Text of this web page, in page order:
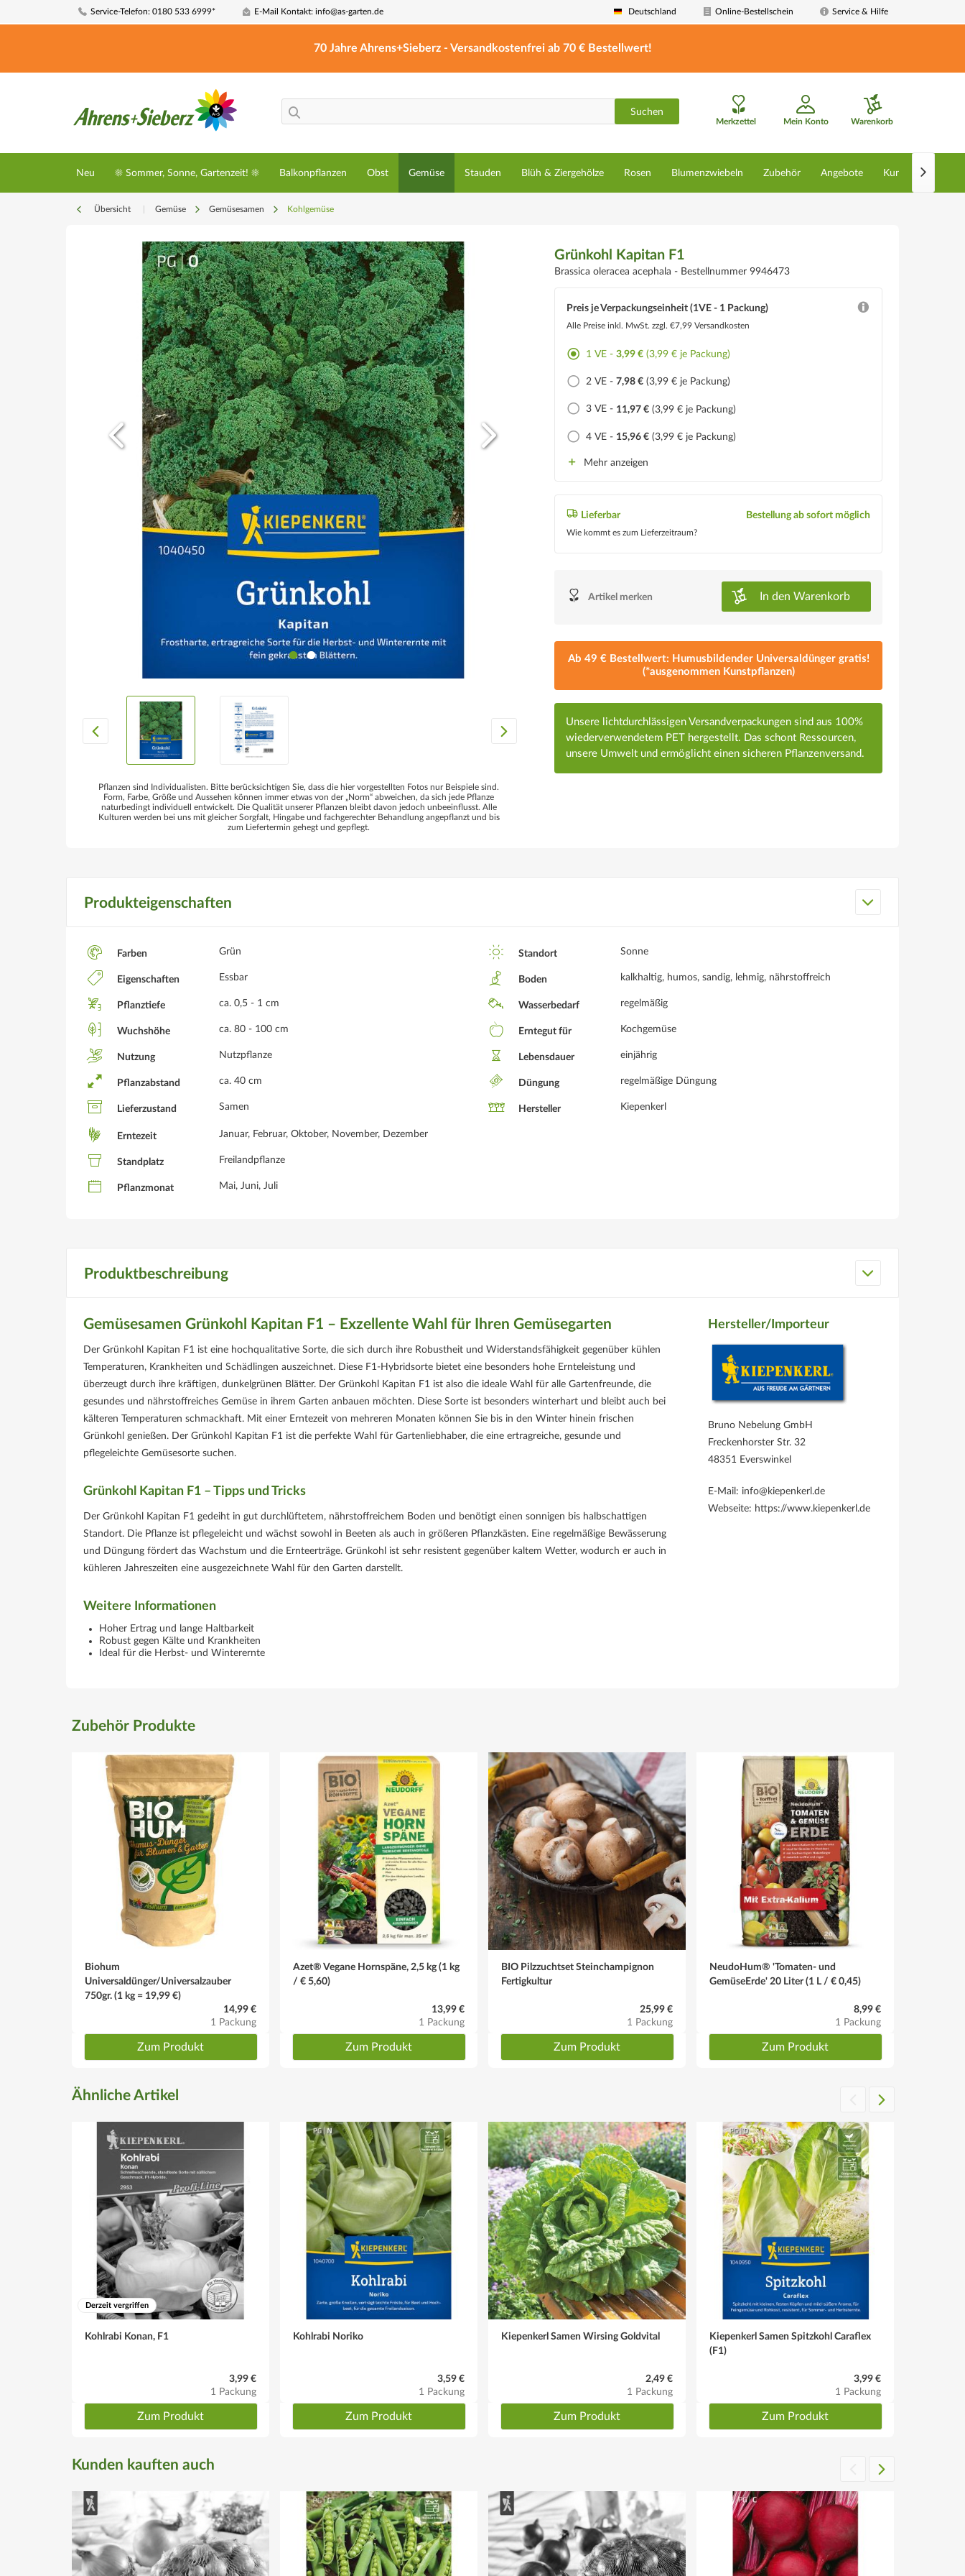
Service-Telefon: 0180 533 6999* E-Mail Kontakt: info@as-garten.de Deutschland Online-Bestellschein Service & Hilfe
70 Jahre Ahrens+Sieberz - Versandkostenfrei ab 70 € Bestellwert!
Suchen
Merkzettel Mein Konto Warenkorb
Neu ☀️ Sommer, Sonne, Gartenzeit! ☀️ Balkonpflanzen Obst Gemüse Stauden Blüh & Ziergehölze Rosen Blumenzwiebeln Zubehör Angebote Kunstpflanzen

Übersicht Gemüse Gemüsesamen Kohlgemüse
Pflanzen sind Individualisten. Bitte berücksichtigen Sie, dass die hier vorgestellten Fotos nur Beispiele sind.
Form, Farbe, Größe und Aussehen können immer etwas von der „Norm“ abweichen, da sich jede Pflanze
naturbedingt individuell entwickelt. Die Qualität unserer Pflanzen bleibt davon jedoch unbeeinflusst. Alle
Kulturen werden bei uns mit gleicher Sorgfalt, Hingabe und fachgerechter Behandlung angepflanzt und bis
zum Liefertermin gehegt und gepflegt.
Grünkohl Kapitan F1
Brassica oleracea acephala - Bestellnummer 9946473
Preis je Verpackungseinheit (1VE - 1 Packung)
Alle Preise inkl. MwSt.zzgl. €7,99 Versandkosten
1 VE -3,99 € (3,99 € je Packung)
2 VE - 7,98 € (3,99 € je Packung)
3 VE - 11,97 € (3,99 € je Packung)
4 VE - 15,96 € (3,99 € je Packung)
Mehr anzeigen
Lieferbar
Wie kommt es zum Lieferzeitraum?
Bestellung ab sofort möglich
Artikel merken In den Warenkorb
Ab 49 € Bestellwert: Humusbildender Universaldünger gratis!
(*ausgenommen Kunstpflanzen)
Unsere lichtdurchlässigen Versandverpackungen sind aus 100%
wiederverwendetem PET hergestellt. Das schont Ressourcen,
unsere Umwelt und ermöglicht einen sicheren Pflanzenversand.
Produkteigenschaften
Farben Grün Standort Sonne
Eigenschaften Essbar Boden kalkhaltig, humos, sandig, lehmig, nährstoffreich
Pflanztiefe ca. 0,5 - 1 cm Wasserbedarf regelmäßig
Wuchshöhe ca. 80 - 100 cm Erntegut für Kochgemüse
Nutzung Nutzpflanze Lebensdauer einjährig
Pflanzabstand ca. 40 cm Düngung regelmäßige Düngung
Lieferzustand Samen Hersteller Kiepenkerl
Erntezeit Januar, Februar, Oktober, November, Dezember
Standplatz Freilandpflanze
Pflanzmonat Mai, Juni, Juli
Produktbeschreibung
Gemüsesamen Grünkohl Kapitan F1 – Exzellente Wahl für Ihren Gemüsegarten
Der Grünkohl Kapitan F1 ist eine hochqualitative Sorte, die sich durch ihre Robustheit und Widerstandsfähigkeit gegenüber kühlen
Temperaturen, Krankheiten und Schädlingen auszeichnet. Diese F1-Hybridsorte bietet eine besonders hohe Ernteleistung und
überzeugt durch ihre kräftigen, dunkelgrünen Blätter. Der Grünkohl Kapitan F1 ist also die ideale Wahl für alle Gartenfreunde, die
gesundes und nährstoffreiches Gemüse in ihrem Garten anbauen möchten. Diese Sorte ist besonders winterhart und bleibt auch bei
kälteren Temperaturen schmackhaft. Mit einer Erntezeit von mehreren Monaten können Sie bis in den Winter hinein frischen
Grünkohl genießen. Der Grünkohl Kapitan F1 ist die perfekte Wahl für Gartenliebhaber, die eine ertragreiche, gesunde und
pflegeleichte Gemüsesorte suchen.
Grünkohl Kapitan F1 – Tipps und Tricks
Der Grünkohl Kapitan F1 gedeiht in gut durchlüftetem, nährstoffreichem Boden und benötigt einen sonnigen bis halbschattigen
Standort. Die Pflanze ist pflegeleicht und wächst sowohl in Beeten als auch in größeren Pflanzkästen. Eine regelmäßige Bewässerung
und Düngung fördert das Wachstum und die Ernteerträge. Grünkohl ist sehr resistent gegenüber kaltem Wetter, wodurch er auch in
kühleren Jahreszeiten eine ausgezeichnete Wahl für den Garten darstellt.
Weitere Informationen
Hoher Ertrag und lange Haltbarkeit
Robust gegen Kälte und Krankheiten
Ideal für die Herbst- und Winterernte
Hersteller/Importeur
Bruno Nebelung GmbH
Freckenhorster Str. 32
48351 Everswinkel
E-Mail: info@kiepenkerl.de
Webseite: https://www.kiepenkerl.de
Zubehör Produkte
Biohum
Universaldünger/Universalzauber
750gr. (1 kg = 19,99 €)
14,99 €
1 Packung
Zum Produkt
Azet® Vegane Hornspäne, 2,5 kg (1 kg
/ € 5,60)
13,99 €
1 Packung
Zum Produkt
BIO Pilzzuchtset Steinchampignon
Fertigkultur
25,99 €
1 Packung
Zum Produkt
NeudoHum® 'Tomaten- und
GemüseErde' 20 Liter (1 L / € 0,45)
8,99 €
1 Packung
Zum Produkt
Ähnliche Artikel
Derzeit vergriffen
Kohlrabi Konan, F1
3,99 €
1 Packung
Zum Produkt
Kohlrabi Noriko
3,59 €
1 Packung
Zum Produkt
Kiepenkerl Samen Wirsing Goldvital
2,49 €
1 Packung
Zum Produkt
Kiepenkerl Samen Spitzkohl Caraflex
(F1)
3,99 €
1 Packung
Zum Produkt
Kunden kauften auch